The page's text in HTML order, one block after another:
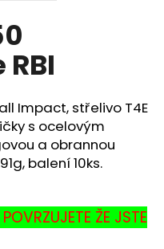
Impact, střelivo T4E
s ocelovým
a obrannou
balení 10ks.
ŽE JSTE